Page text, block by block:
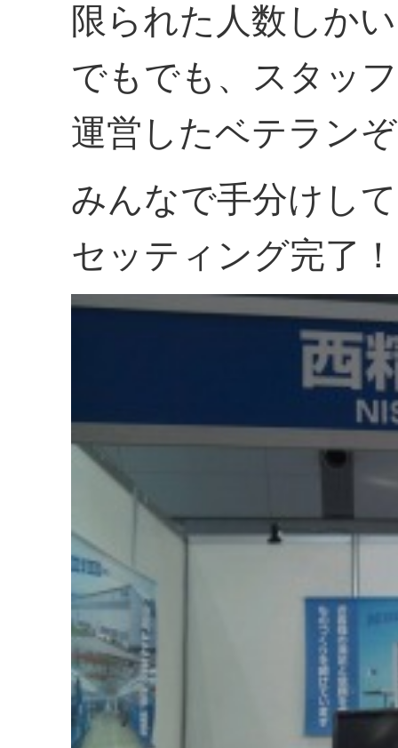
限られた人数しか
でもでも、スタッ
運営したベテラン
みんなで手分けし
セッティング完了！